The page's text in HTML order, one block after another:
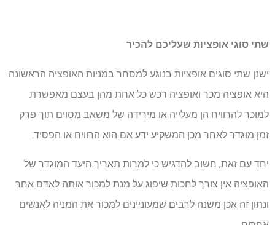
שתי סוגי אופציות שעליכם להכיר
ישנן שתי סוגים אופציות בנוגע למסחר במניות האופציה הראשונה
היא אופציה מכר ואופציה רכש כל אחת מהן בעצם מאפשרת
למוכר להרוויח הן מעלייה או מירידה של משאב מסוים תוך פרק
זמן מוגדר לאחר מכן המשקיע ידע אם הוא הרוויח או הפסיד.
יחד עם זאת, חשוב להדגיש כי למרות תאריך היעד המוגדר של
האופציה אין צורך לחכות שיפוג על מנת למכור אותה לאדם אחר
ונתון זה אכן משנה לרבים שמעוניינים למכור את המניה לאנשים